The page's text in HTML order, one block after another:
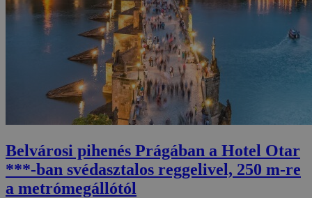
Belvárosi pihenés Prágában a Hotel Otar
***-ban svédasztalos reggelivel, 250 m-re
a metrómegállótól